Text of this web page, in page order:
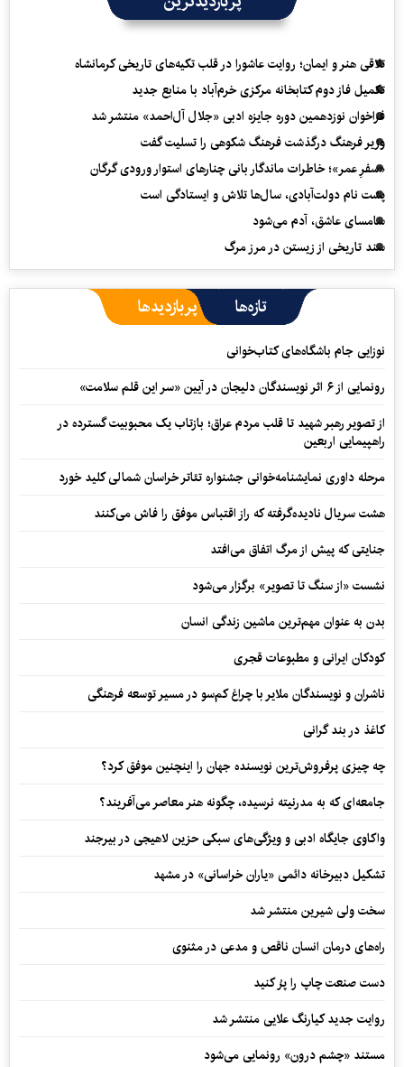
تلاقی هنر و ایمان؛ روایت عاشورا در قلب تکیه‌های تاریخی کرمانشاه
تکمیل فاز دوم کتابخانه مرکزی خرم‌آباد با منابع جدید
فراخوان نوزدهمین دوره جایزه ادبی «جلال آل‌احمد» منتشر شد
وزیر فرهنگ درگذشت فرهنگ شکوهی را تسلیت گفت
«سفرِ عمر»؛ خاطرات ماندگار بانی چنارهای استوار ورودی گرگان
پشت نام دولت‌آبادی، سال‌ها تلاش و ایستادگی است
سامسای عاشق، آدم می‌شود
سند تاریخی از زیستن در مرز مرگ
تازه‌ها پربازدیدها
نوزایی جام باشگاه‌های کتاب‌خوانی
رونمایی از ۶ اثر نویسندگان دلیجان در آیین «سر این قلم سلامت»
از تصویر رهبر شهید تا قلب مردم عراق؛ بازتاب یک محبوبیت گسترده در
راهپیمایی اربعین
مرحله داوری نمایشنامه‌خوانی جشنواره تئاتر خراسان شمالی کلید خورد
هشت سریال نادیده‌گرفته که راز اقتباس موفق را فاش می‌کنند
جنایتی که پیش از مرگ اتفاق می‌افتد
نشست «از سنگ تا تصویر» برگزار می‌شود
بدن به عنوان مهم‌ترین ماشین زندگی انسان
کودکان ایرانی و مطبوعات قجری
ناشران و نویسندگان ملایر با چراغ کم‌سو در مسیر توسعه فرهنگی
کاغذ در بند گرانی
چه چیزی پرفروش‌ترین نویسنده جهان را اینچنین موفق کرد؟
جامعه‌ای که به مدرنیته نرسیده، چگونه هنر معاصر می‌آفریند؟
واکاوی جایگاه ادبی و ویژگی‌های سبکی حزین لاهیجی در بیرجند
تشکیل دبیرخانه دائمی «یاران خراسانی» در مشهد
سخت ولی شیرین منتشر شد
راه‌های درمان انسان ناقص و مدعی در مثنوی
دست صنعت چاپ را پرُ کنید
روایت جدید کیارنگ علایی منتشر شد
مستند «چشم درون» رونمایی می‌شود